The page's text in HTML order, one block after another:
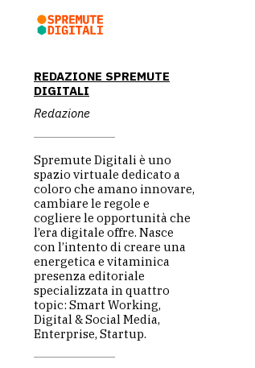
REDAZIONE SPREMUTE
DIGITALI
Redazione
Spremute Digitali è uno
spazio virtuale dedicato a
coloro che amano innovare,
cambiare le regole e
cogliere le opportunità che
l’era digitale offre. Nasce
con l’intento di creare una
energetica e vitaminica
presenza editoriale
specializzata in quattro
topic: Smart Working,
Digital & Social Media,
Enterprise, Startup.